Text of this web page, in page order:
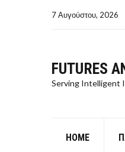
7 Αυγούστου, 2026
FUTURES
Serving Intelligent
HOME